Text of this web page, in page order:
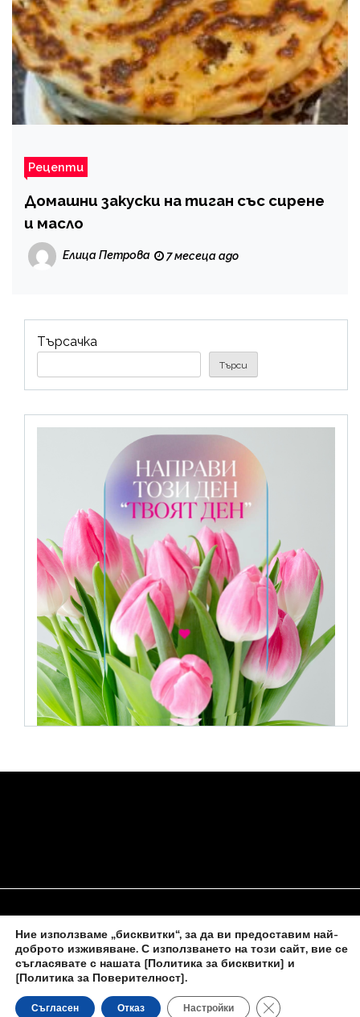
Рецепти
Домашни закуски на тиган със сирене
и масло
Елица Петрова 7 месеца ago
Търсачка
Търси
НАЧАЛО ЗА НАС ПОЛИТИКА ЗА БИСКВИТКИ
КОНТАКТИ С НАС
Новините на novinite-dnesbg.eu
Ние използваме „бисквитки“, за да ви предоставим най-
доброто изживяване. С използването на този сайт, вие се
съгласявате с нашата [Политика за бисквитки] и
[Политика за Поверителност].
Съгласен Отказ Настройки Close GDPR